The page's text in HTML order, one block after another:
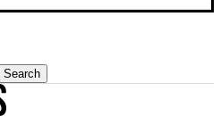
Search